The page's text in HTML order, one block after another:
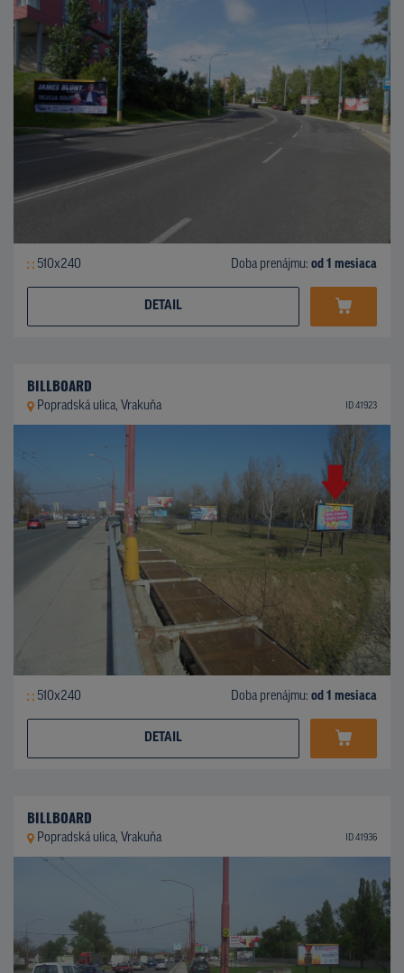
510x240 Doba prenájmu: od 1 mesiaca
DETAIL
BILLBOARD
Popradská ulica, Vrakuňa ID 41923
510x240 Doba prenájmu: od 1 mesiaca
DETAIL
BILLBOARD
Popradská ulica, Vrakuňa ID 41936